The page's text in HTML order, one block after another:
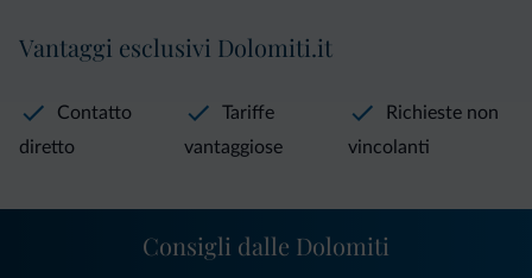
Vantaggi esclusivi Dolomiti.it
Contatto
diretto
Tariffe
vantaggiose
Richieste non
vincolanti
Consigli dalle Dolomiti